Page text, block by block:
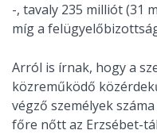
-, tavaly 235 milliót (31
míg a
Arról is írnak, hogy a
közreműködő
végző személyek
főre nőtt az Erzsébet-